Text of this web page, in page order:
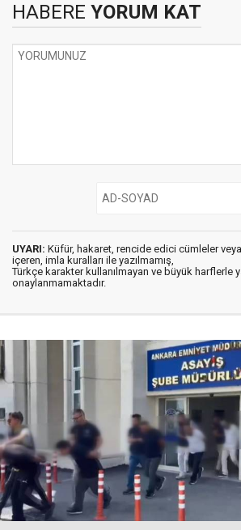
HABERE YORUM KAT
UYARI: Küfür, hakaret, rencide edici cümleler
içeren, imla kuralları ile yazılmamış,
Türkçe karakter kullanılmayan ve büyük harflerle
onaylanmamaktadır.